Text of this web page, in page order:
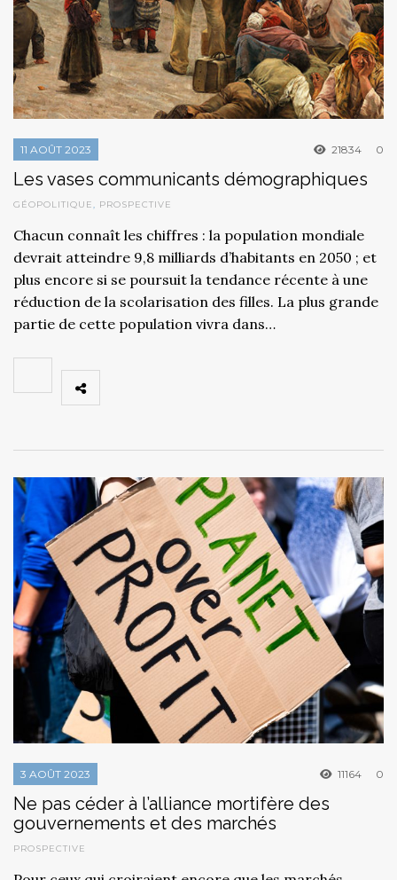
11 AOÛT 2023 21834 0
Les vases communicants démographiques
GÉOPOLITIQUE, PROSPECTIVE
Chacun connaît les chiffres : la population mondiale
devrait atteindre 9,8 milliards d’habitants en 2050 ; et
plus encore si se poursuit la tendance récente à une
réduction de la scolarisation des filles. La plus grande
partie de cette population vivra dans…
3 AOÛT 2023 11164 0
Ne pas céder à l’alliance mortifère des
gouvernements et des marchés
PROSPECTIVE